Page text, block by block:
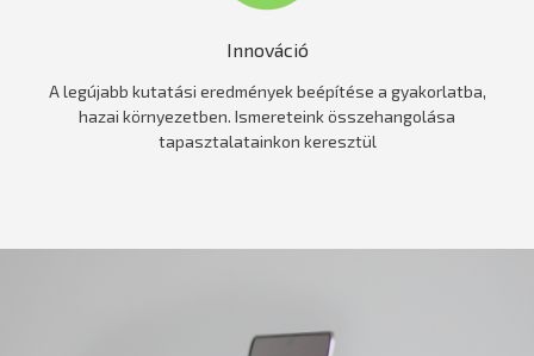
Innováció
A legújabb kutatási eredmények beépítése a gyakorlatba,
hazai környezetben. Ismereteink összehangolása
tapasztalatainkon keresztül